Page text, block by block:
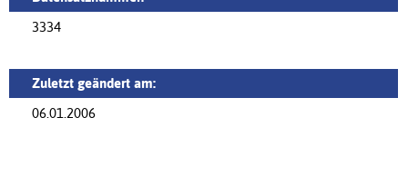
3334
Zuletzt geändert am:
06.01.2006